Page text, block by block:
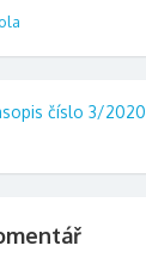
číslo 3/2020